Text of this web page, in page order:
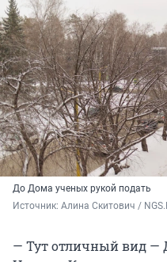
До Дома ученых рукой подать
Источник: Алина Скитович /
— Тут отличный вид —